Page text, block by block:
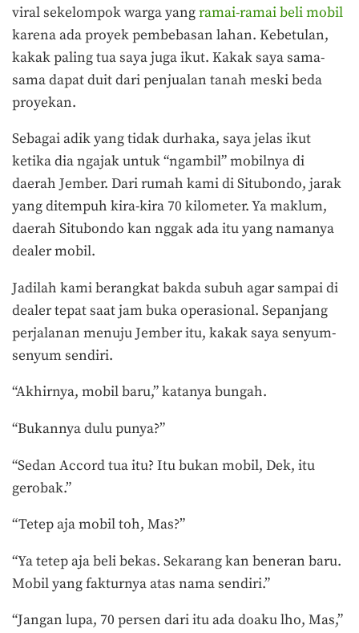
viral sekelompok warga yangramai-ramai beli mobil
karena ada proyek pembebasan lahan. Kebetulan,
kakak paling tua saya juga ikut. Kakak saya sama-
sama dapat duit dari penjualan tanah meski beda
proyekan.
Sebagai adik yang tidak durhaka, saya jelas ikut
ketika dia ngajak untuk “ngambil” mobilnya di
daerah Jember. Dari rumah kami di Situbondo, jarak
yang ditempuh kira-kira 70 kilometer. Ya maklum,
daerah Situbondo kan nggak ada itu yang namanya
dealer mobil.
Jadilah kami berangkat bakda subuh agar sampai di
dealer tepat saat jam buka operasional. Sepanjang
perjalanan menuju Jember itu, kakak saya senyum-
senyum sendiri.
“Akhirnya, mobil baru,” katanya bungah.
“Bukannya dulu punya?”
“Sedan Accord tua itu? Itu bukan mobil, Dek, itu
gerobak.”
“Tetep aja mobil toh, Mas?”
“Ya tetep aja beli bekas. Sekarang kan beneran baru.
Mobil yang fakturnya atas nama sendiri.”
“Jangan lupa, 70 persen dari itu ada doaku lho, Mas,”